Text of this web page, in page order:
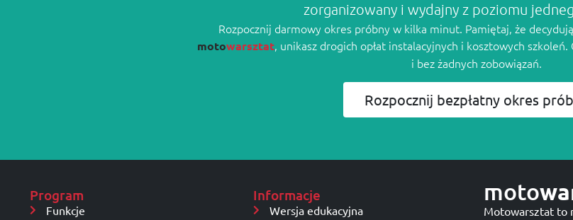
zorganizowany i wydajny z poziomu
Rozpocznij darmowy okres próbny w kilka minut. Pamiętaj, że
motowarsztat, unikasz drogich opłat instalacyjnych i kosztowych
i bez żadnych zobowiązań.
Rozpocznij bezpłatny okres
Program
Funkcje
Informacje
Wersja edukacyjna
moto
Motowarsztat to